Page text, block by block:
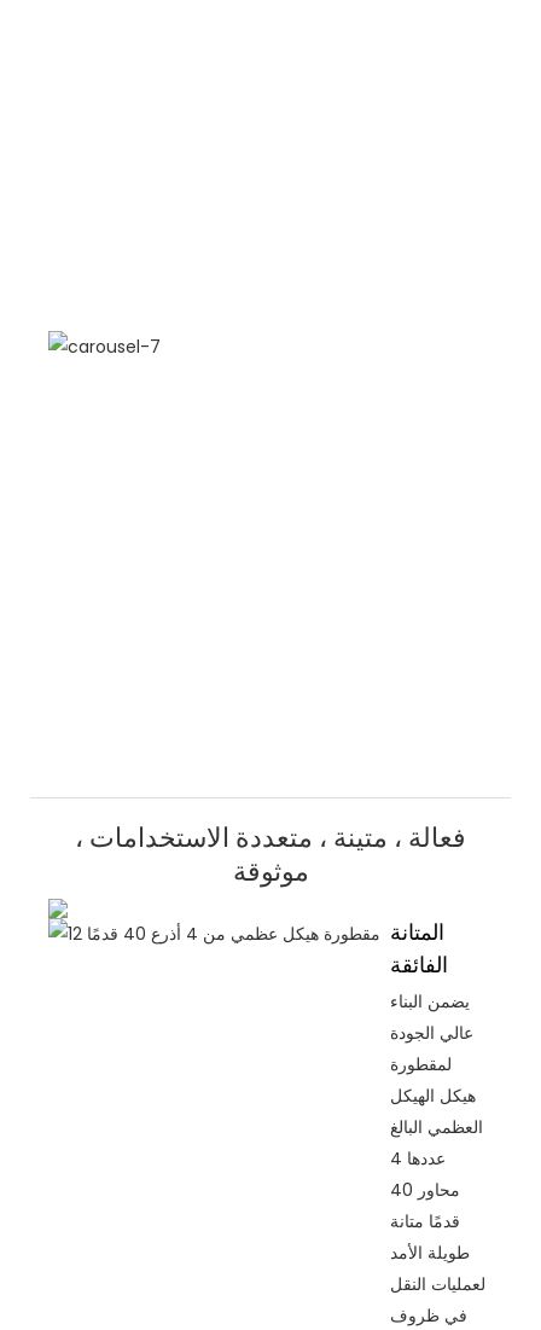
فعالة ، متينة ، متعددة الاستخدامات ،
موثوقة
المتانة
الفائقة
يضمن البناء
عالي الجودة
لمقطورة
هيكل الهيكل
العظمي البالغ
عددها 4
محاور 40
قدمًا متانة
طويلة الأمد
لعمليات النقل
في ظروف